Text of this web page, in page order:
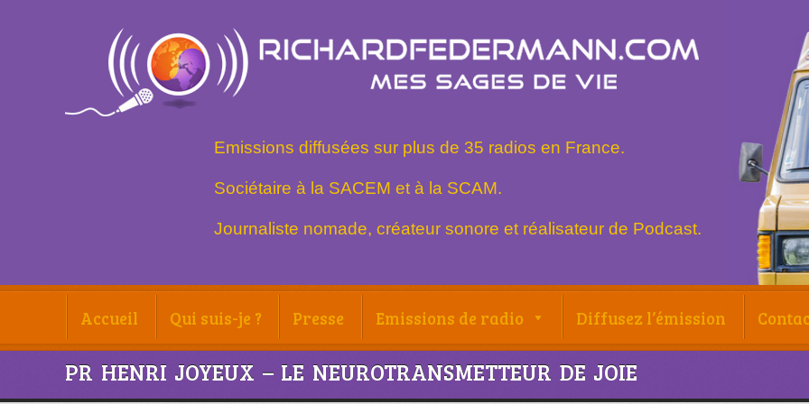
Emissions diffusées sur plus de 35 radios en France.
Sociétaire à la SACEM et à la SCAM.
Journaliste nomade, créateur sonore et réalisateur de Podcast.
Accueil Qui suis-je ? Presse Emissions de radio Diffusez l’émission
PR HENRI JOYEUX – LE NEUROTRANSMETTEUR DE JOIE